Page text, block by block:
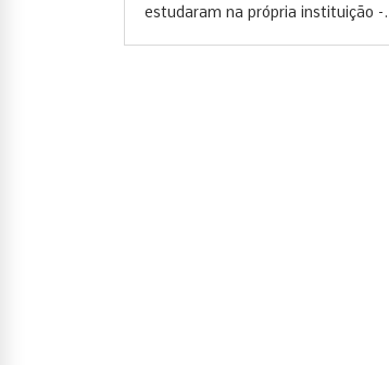
estudaram na própria instituição -